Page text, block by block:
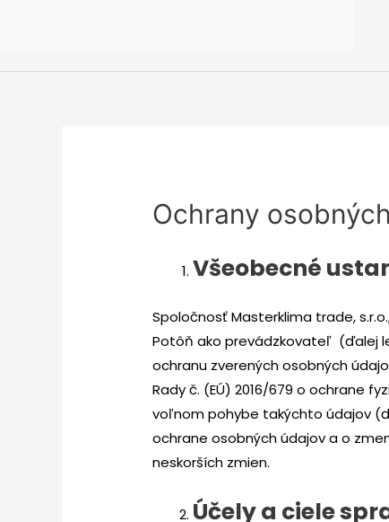
Ochrany
Všeobecné
Spoločnosť Masterklima trade,
Potôň ako prevádzkovateľ (ďalej
ochranu zverených osobných
Rady č. (EÚ) 2016/679 o ochrane
voľnom pohybe takýchto údajov
ochrane osobných údajov a o
neskorších zmien.
Účely a ciele